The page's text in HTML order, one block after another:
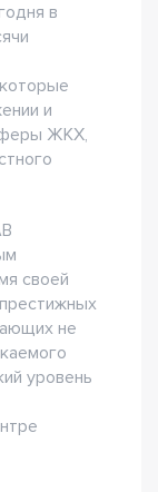
в
и
ЖКХ,
своей
не
уровень